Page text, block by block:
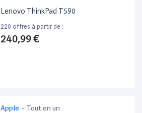
bureautique
Lenovo ThinkPad T590
220 offres à partir de :
240,99 €
Apple - Tout en un